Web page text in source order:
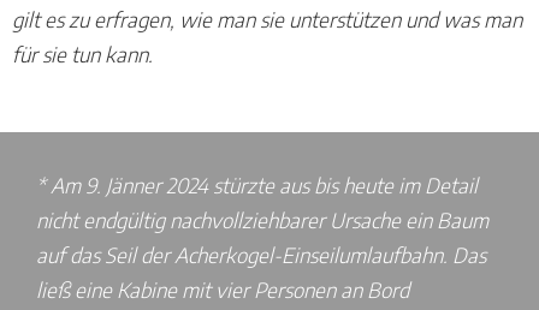
gilt es zu erfragen, wie man sie unterstützen und was man
für sie tun kann.
* Am 9. Jänner 2024 stürzte aus bis heute im Detail
nicht endgültig nachvollziehbarer Ursache ein Baum
auf das Seil der Acherkogel-Einseilumlaufbahn. Das
ließ eine Kabine mit vier Personen an Bord